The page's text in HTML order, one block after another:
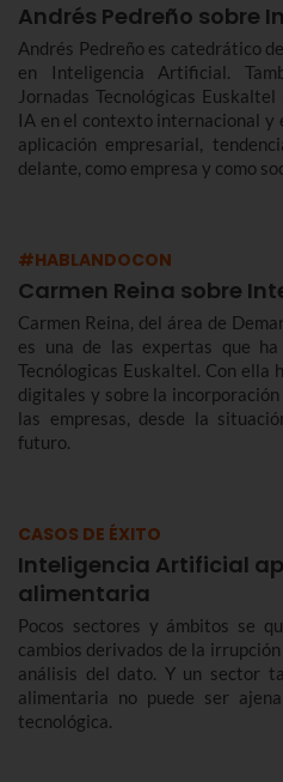
Andrés Pedreño sobre
Andrés Pedreño es catedrático
en Inteligencia Artificial.
Jornadas Tecnológicas
IA en el contexto internacional y
aplicación empresarial,
delante, como empresa y como
#HABLANDOCON
Carmen Reina sobre
Carmen Reina, del área de
es una de las expertas que
Tecnólogicas Euskaltel. Con ella
digitales y sobre la
las empresas, desde la
futuro.
CASOS DE ÉXITO
Inteligencia Artificial
alimentaria
Pocos sectores y ámbitos se
cambios derivados de la
análisis del dato. Y un sector
alimentaria no puede ser
tecnológica.